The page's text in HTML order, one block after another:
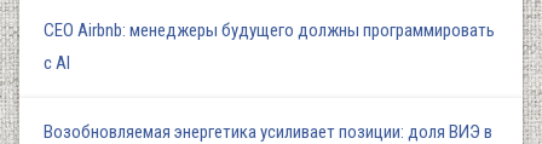
СЕО Airbnb: менеджеры будущего должны программировать
с AI
Возобновляемая энергетика усиливает позиции: доля ВИЭ в